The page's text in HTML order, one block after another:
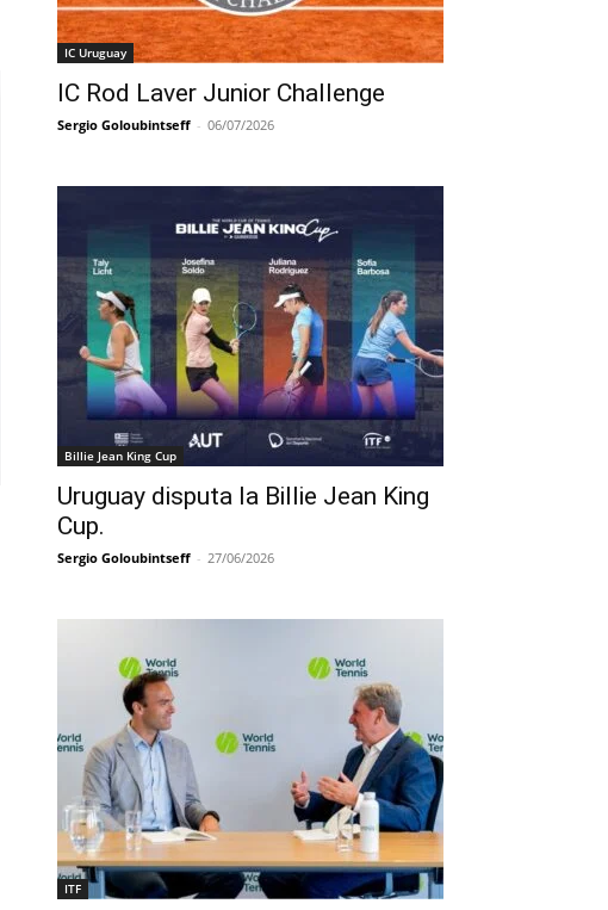
IC Uruguay
IC Rod Laver Junior Challenge
Sergio Goloubintseff - 06/07/2026
Billie Jean King Cup
Uruguay disputa la Billie Jean King
Cup.
Sergio Goloubintseff - 27/06/2026
ITF